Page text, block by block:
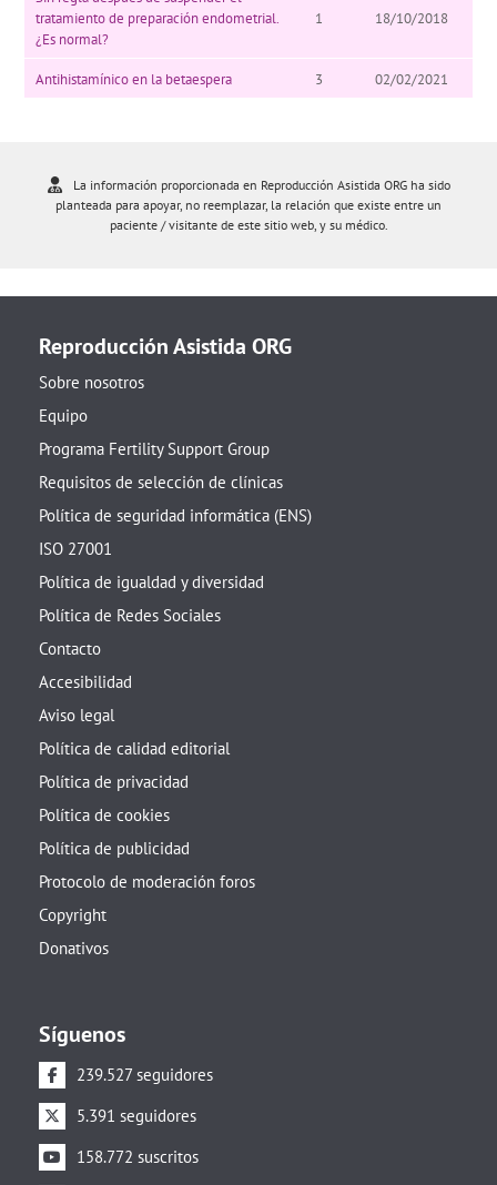
tratamiento de preparación endometrial.
¿Es normal?
1 18/10/2018
Antihistamínico en la betaespera 3 02/02/2021
La información proporcionada en Reproducción Asistida ORG ha sido
planteada para apoyar, no reemplazar, la relación que existe entre un
paciente / visitante de este sitio web, y su médico.
Reproducción Asistida ORG
Sobre nosotros
Equipo
Programa Fertility Support Group
Requisitos de selección de clínicas
Política de seguridad informática (ENS)
ISO 27001
Política de igualdad y diversidad
Política de Redes Sociales
Contacto
Accesibilidad
Aviso legal
Política de calidad editorial
Política de privacidad
Política de cookies
Política de publicidad
Protocolo de moderación foros
Copyright
Donativos
Síguenos
239.527 seguidores
5.391 seguidores
158.772 suscritos